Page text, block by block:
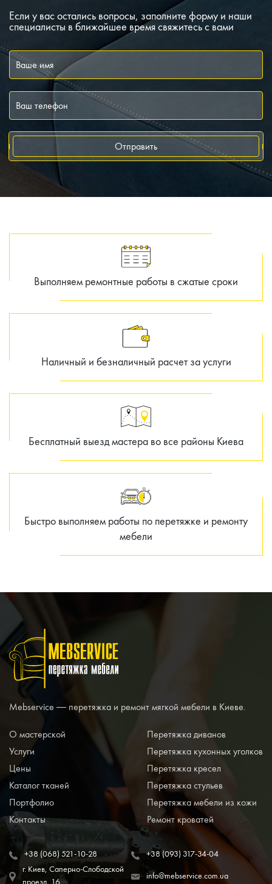
Если у вас остались вопросы, заполните форму и наши
специалисты в ближайшее время свяжитесь с вами
Отправить
Выполняем ремонтные работы в сжатые сроки
Наличный и безналичный расчет за услуги
Бесплатный выезд мастера во все районы Киева
Быстро выполняем работы по перетяжке и ремонту
мебели
Mebservice — перетяжка и ремонт мягкой мебели в Киеве.
+38 (068) 521-10-28
+38 (093) 317-34-04
г. Киев, Саперно-Слободской
проезд, 16
info@mebservice.com.ua
О мастерской
Услуги
Цены
Каталог тканей
Портфолио
Контакты
Перетяжка диванов
Перетяжка кухонных уголков
Перетяжка кресел
Перетяжка стульев
Перетяжка мебели из кожи
Ремонт кроватей